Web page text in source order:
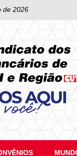
de 2026